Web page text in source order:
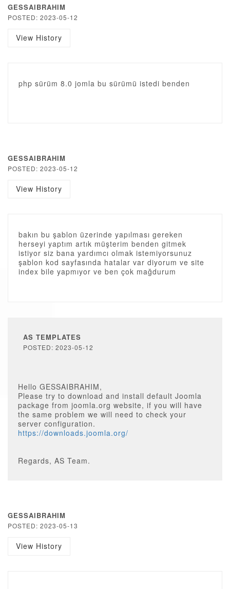
GESSAIBRAHIM
POSTED: 2023-05-12
View History
php sürüm 8.0 jomla bu sürümü istedi benden
GESSAIBRAHIM
POSTED: 2023-05-12
View History
bakın bu şablon üzerinde yapılması gereken
herseyi yaptım artık müşterim benden gitmek
istiyor siz bana yardımcı olmak istemiyorsunuz
şablon kod sayfasında hatalar var diyorum ve site
index bile yapmıyor ve ben çok mağdurum
AS TEMPLATES
POSTED: 2023-05-12
Hello GESSAIBRAHIM,
Please try to download and install default Joomla
package from joomla.org website, if you will have
the same problem we will need to check your
server configuration.
https://downloads.joomla.org/
Regards, AS Team.
GESSAIBRAHIM
POSTED: 2023-05-13
View History